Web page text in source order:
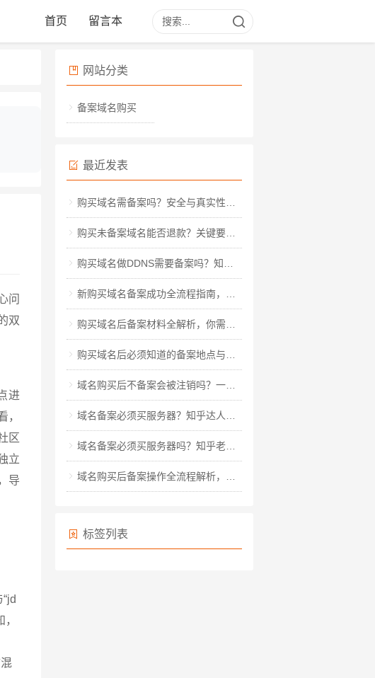
首页 留言本
问
双
进
，
区
立
导
网站分类
备案域名购买
最近发表
购买域名需备案吗？安全与真实性深度解析
购买未备案域名能否退款？关键要点与实操指南
购买域名做DDNS需要备案吗？知乎热议背后的实操指南
新购买域名备案成功全流程指南，从材料准备到审核通过的详细步骤
购买域名后备案材料全解析，你需要准备哪些关键资料？
购买域名后必须知道的备案地点与流程全解析
域名购买后不备案会被注销吗？一文读懂备案规则与风险规避
域名备案必须买服务器？知乎达人教你玩转备案全流程
域名备案必须买服务器吗？知乎老用户深度解析备案真相
域名购买后备案操作全流程解析，从材料准备到审核通过的详细指南
标签列表